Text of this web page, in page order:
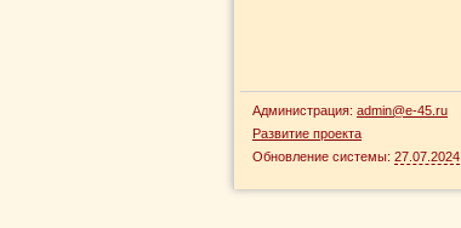
Администрация: admin@e-45.ru
Развитие проекта
Обновление системы: 27.07.2024